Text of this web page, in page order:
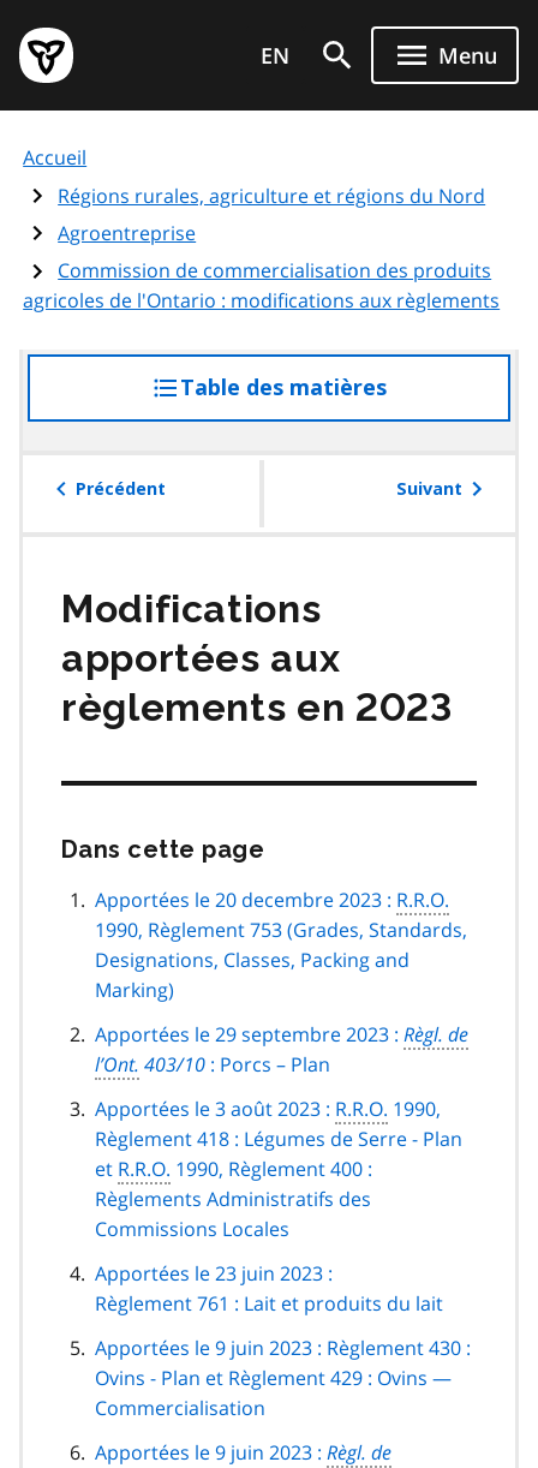
au
contenu
principal
Page
d'accueil
de
l'Ontario
EN Menu
Accueil
Régions rurales, agriculture et régions du Nord
Agroentreprise
Commission de commercialisation des produits
agricoles de l'Ontario : modifications aux règlements
Table des matières
à
table
Précédent Suivant
Modifications
apportées aux
règlements en 2023
Dans cette page
navigation
de
page
Apportées le 20 decembre 2023 : R.R.O.
1990, Règlement 753 (Grades, Standards,
Designations, Classes, Packing and
Marking)
Apportées le 29 septembre 2023 : Règl. de
l’Ont. 403/10 : Porcs – Plan
Apportées le 3 août 2023 : R.R.O. 1990,
Règlement 418 : Légumes de Serre - Plan
et R.R.O. 1990, Règlement 400 :
Règlements Administratifs des
Commissions Locales
Apportées le 23 juin 2023 :
Règlement 761 : Lait et produits du lait
Apportées le 9 juin 2023 : Règlement 430 :
Ovins - Plan et Règlement 429 : Ovins —
Commercialisation
Apportées le 9 juin 2023 : Règl. de